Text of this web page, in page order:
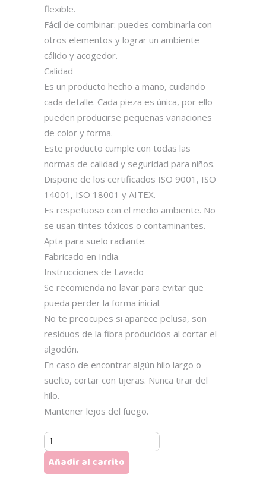
flexible.
Fácil de combinar: puedes combinarla con
otros elementos y lograr un ambiente
cálido y acogedor.
Calidad
Es un producto hecho a mano, cuidando
cada detalle. Cada pieza es única, por ello
pueden producirse pequeñas variaciones
de color y forma.
Este producto cumple con todas las
normas de calidad y seguridad para niños.
Dispone de los certificados ISO 9001, ISO
14001, ISO 18001 y AITEX.
Es respetuoso con el medio ambiente. No
se usan tintes tóxicos o contaminantes.
Apta para suelo radiante.
Fabricado en India.
Instrucciones de Lavado
Se recomienda no lavar para evitar que
pueda perder la forma inicial.
No te preocupes si aparece pelusa, son
residuos de la fibra producidos al cortar el
algodón.
En caso de encontrar algún hilo largo o
suelto, cortar con tijeras. Nunca tirar del
hilo.
Mantener lejos del fuego.
ABC
NATURAL
cantidad
Añadir al carrito